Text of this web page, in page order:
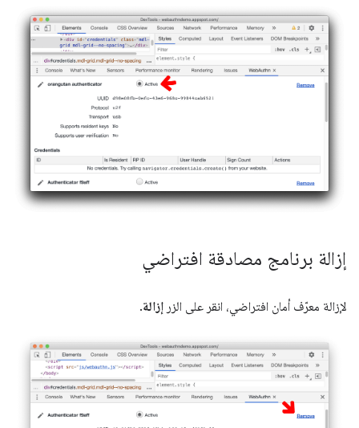
إزالة برنامج مصادقة افتراضي
لإزالة معرّف أمان افتراضي، انقر على الزر إزالة.